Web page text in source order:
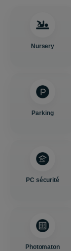
Nursery
Parking
PC sécurité
Photomaton